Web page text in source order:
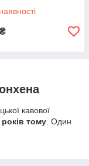
₴
кавової
років тому . Один